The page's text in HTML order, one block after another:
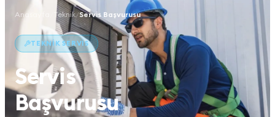
Giriş Yap İletişime Geçin
TR EN
Anasayfa Teknik/Servis Başvurusu
TEKNIK SERVIS
Servis
Başvurusu